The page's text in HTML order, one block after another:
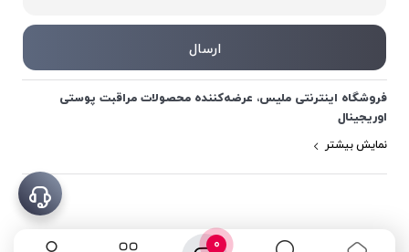
0
فروشگاه اینترنتی ملیس، عرضه‌کننده محصولات مراقبت پوستی
اوریجینال
نمایش بیشتر